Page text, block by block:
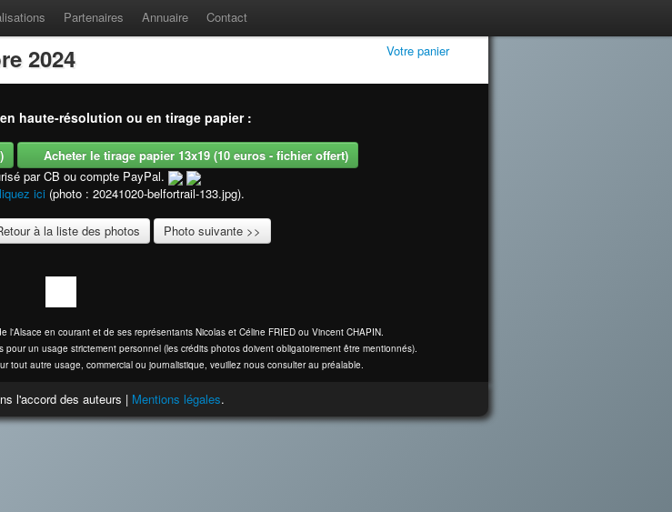
Partenaires Annuaire Contact
2024 Votre panier
haute-résolution ou en tirage papier :
Acheter le tirage papier 13x19 (10 euros - fichier offert)
par CB ou compte PayPal.
ici (photo : 20241020-belfortrail-133.jpg).
à la liste des photos Photo suivante >>
en courant et de ses représentants Nicolas et Céline FRIED ou Vincent CHAPIN.
un usage strictement personnel (les crédits photos doivent obligatoirement être mentionnés).
tout autre usage, commercial ou journalistique, veuillez nous consulter au préalable.
l'accord des auteurs | Mentions légales.